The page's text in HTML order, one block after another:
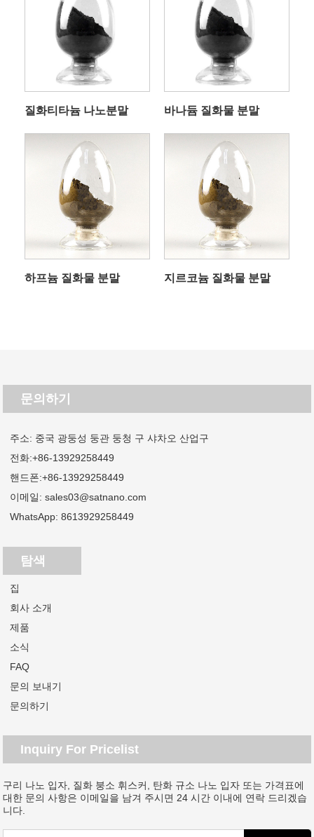
질화티타늄 나노분말 바나듐 질화물 분말
하프늄 질화물 분말 지르코늄 질화물 분말
문의하기
주소: 중국 광둥성 둥관 둥청 구 샤차오 산업구
전화:+86-13929258449
핸드폰:+86-13929258449
이메일:sales03@satnano.com
WhatsApp:8613929258449
탐색
집
회사 소개
제품
소식
FAQ
문의 보내기
문의하기
Inquiry For Pricelist
구리 나노 입자, 질화 붕소 휘스커, 탄화 규소 나노 입자 또는 가격표에
대한 문의 사항은 이메일을 남겨 주시면 24 시간 이내에 연락 드리겠습
니다.